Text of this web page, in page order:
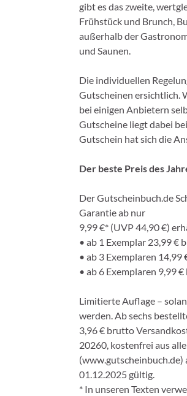
gibt es das zweite,
Frühstück und Brunch,
außerhalb der
und Saunen.
Die individuellen
Gutscheinen ersichtlich.
bei einigen Anbietern
Gutscheine liegt dabei
Gutschein hat sich die
Der beste Preis des
Der Gutscheinbuch.de
Garantie ab nur
9,99 €* (UVP 44,90 €)
• ab 1 Exemplar 23,99 €
• ab 3 Exemplaren
• ab 6 Exemplaren 9,99
Limitierte Auflage –
werden. Ab sechs
3,96 € brutto
20260, kostenfrei aus
(www.gutscheinbuch.de)
01.12.2025 gültig.
* In unseren Texten